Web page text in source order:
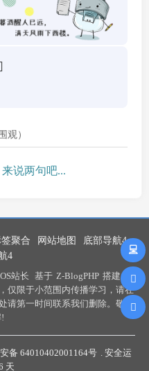
观）
说两句吧...
聚合 网站地图
底部导航4
4
站长 基于 Z-BlogPHP 搭建 .
仅限于小范围内传播学习，请在
请第一时间联系我们删除。敬请
备 64010402001164号
. 安全运
天